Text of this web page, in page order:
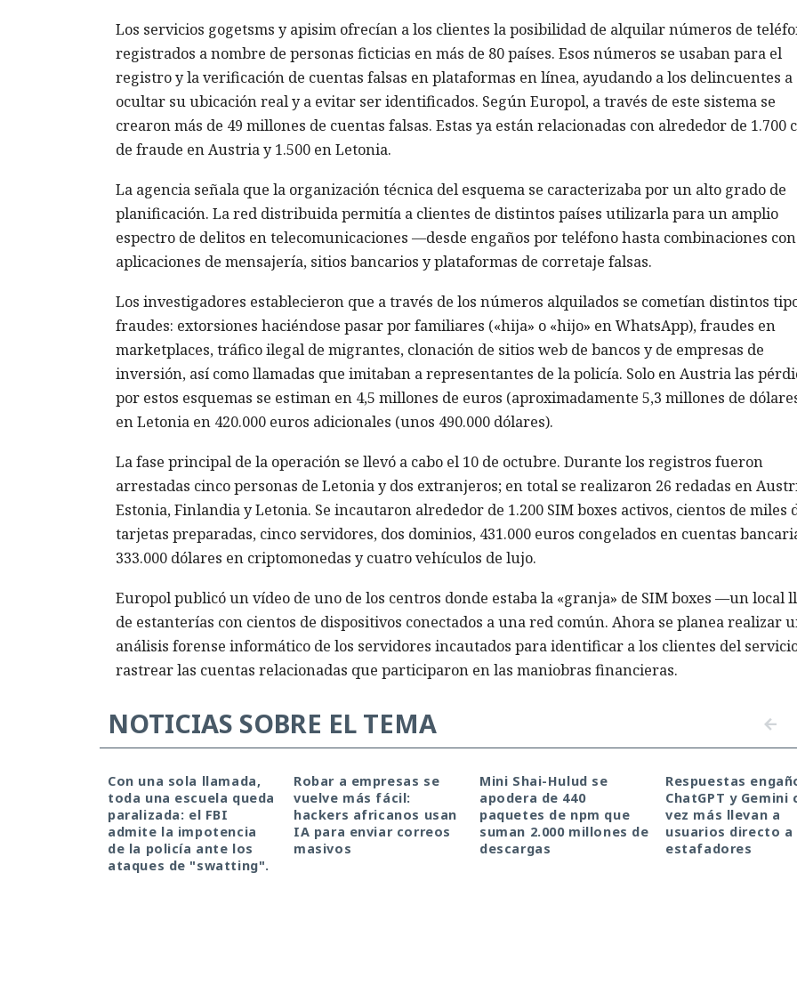
Los servicios gogetsms y apisim ofrecían a los clientes la posibilidad de alquilar números de
registrados a nombre de personas ficticias en más de 80 países. Esos números se usaban para el
registro y la verificación de cuentas falsas en plataformas en línea, ayudando a los delincuentes a
ocultar su ubicación real y a evitar ser identificados. Según Europol, a través de este sistema se
crearon más de 49 millones de cuentas falsas. Estas ya están relacionadas con alrededor de 1.700
de fraude en Austria y 1.500 en Letonia.
La agencia señala que la organización técnica del esquema se caracterizaba por un alto grado de
planificación. La red distribuida permitía a clientes de distintos países utilizarla para un amplio
espectro de delitos en telecomunicaciones —desde engaños por teléfono hasta combinaciones con
aplicaciones de mensajería, sitios bancarios y plataformas de corretaje falsas.
Los investigadores establecieron que a través de los números alquilados se cometían distintos
fraudes: extorsiones haciéndose pasar por familiares («hija» o «hijo» en WhatsApp), fraudes en
marketplaces, tráfico ilegal de migrantes, clonación de sitios web de bancos y de empresas de
inversión, así como llamadas que imitaban a representantes de la policía. Solo en Austria las
por estos esquemas se estiman en 4,5 millones de euros (aproximadamente 5,3 millones de
en Letonia en 420.000 euros adicionales (unos 490.000 dólares).
La fase principal de la operación se llevó a cabo el 10 de octubre. Durante los registros fueron
arrestadas cinco personas de Letonia y dos extranjeros; en total se realizaron 26 redadas en
Estonia, Finlandia y Letonia. Se incautaron alrededor de 1.200 SIM boxes activos, cientos de miles
tarjetas preparadas, cinco servidores, dos dominios, 431.000 euros congelados en cuentas
333.000 dólares en criptomonedas y cuatro vehículos de lujo.
Europol publicó un vídeo de uno de los centros donde estaba la «granja» de SIM boxes —un local
de estanterías con cientos de dispositivos conectados a una red común. Ahora se planea realizar
análisis forense informático de los servidores incautados para identificar a los clientes del
rastrear las cuentas relacionadas que participaron en las maniobras financieras.
NOTICIAS SOBRE EL TEMA
Con una sola llamada,
toda una escuela queda
paralizada: el FBI
admite la impotencia
de la policía ante los
ataques de "swatting".
Robar a empresas se
vuelve más fácil:
hackers africanos usan
IA para enviar correos
masivos
Mini Shai-Hulud se
apodera de 440
paquetes de npm que
suman 2.000 millones de
descargas
Respuestas
ChatGPT y Gemini
vez más llevan a
usuarios directo a
estafadores